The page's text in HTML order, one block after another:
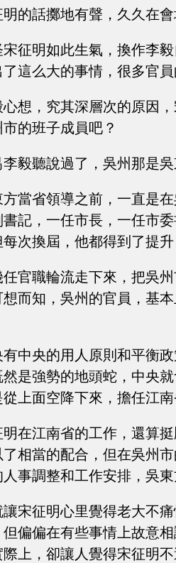
明的話擲地有聲，久久在
宋征明如此生氣，換作李
了這么大的事情，很多官
心想，究其深層次的原因
的班子成員吧？
李毅聽說過了，吳州那是
方當省領導之前，一直是
記，一任市長，一任市
次換屆，他都得到了提
任官職輪流走下來，把吳
而知，吳州的官員，基
有中央的用人原則和平衡
是強勢的地頭蛇，中央
上面空降下來，擔任江
明在江南省的工作，還算
了相當的配合，但在吳州
事調整和工作安排，吳
讓宋征明心里覺得老大不
但偏偏在有些事情上故意
上，卻讓人覺得宋征明